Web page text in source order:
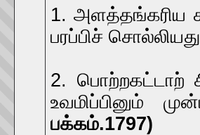
1. அளத்தங்கரிய
பரப்பிச்
2. பொற்றகட்டாற்
உவமிப்பினும்
பக்கம்.1797)